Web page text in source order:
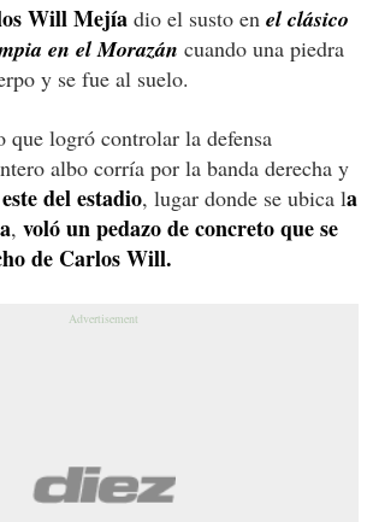
Will Mejía dio el susto en el clásico
en el Morazán cuando una piedra
y se fue al suelo.
que logró controlar la defensa
albo corría por la banda derecha y
del estadio, lugar donde se ubica la
, voló un pedazo de concreto que se
de Carlos Will.